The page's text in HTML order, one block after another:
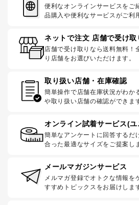
便利なオンラインサービスをご
品購入や便利なサービスがご利
ネットで注文 店舗で受け取
店舗で受け取りなら送料無料！
り店舗をお選びいただけます。
取り扱い店舗・在庫確認
簡単操作で店舗在庫状況がわか
や取り扱い店舗の確認ができま
オンライン試着サービス(
簡単なアンケートに回答するだ
合った最適なサイズをご提案し
メールマガジンサービス
メルマガ登録でオトクな情報を
すすめトピックスをお届けしま